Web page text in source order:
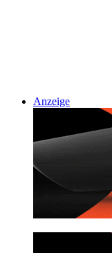
Anzeige